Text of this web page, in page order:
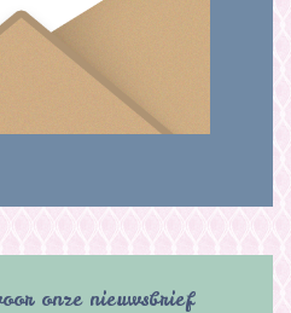
onze nieuwsbrief